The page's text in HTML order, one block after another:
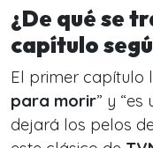
¿De qué se
capítulo
El primer capítulo
para morir” y “es
dejará los pelos